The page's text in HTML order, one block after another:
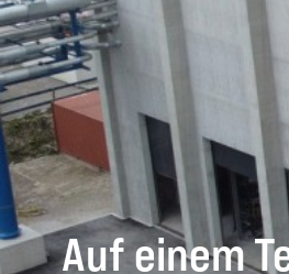
Auf einem